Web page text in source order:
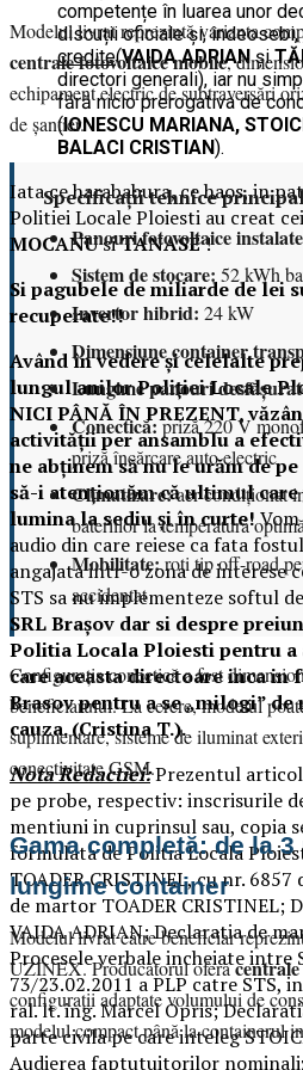
competențe în luarea unor
discuții oficiale și, îndeosebi,
credite(VAIDA ADRIANși
directori generali), iar nu
fără nicio prerogativa de
(IONESCU MARIANA,
BALACI CRISTIAN).
Iata ce harababura, ce haos, in
Politiei Locale Ploiesti au creat
MOCANUsiTANASE!
Si pagubele de miliarde de lei
recuperate!!
Având în vedere și celelalte
lungul anilor Poliției Locale
NICI PÂNĂ ÎN PREZENT,
activității per ansamblu a
ne abținem să nu le urăm de
să-i atenționăm că ultimul care
lumina la sediu și în curte!Vom
audio din care reiese ca fata
angajata intr-o zona de interese
STS sa nu implementeze softul
SRL Brașov dar si despre
Politia Locala Ploiesti pentru
care aceasta directoare inca in
Brasov pentru a se „milogi”
cauza. (Cristina T.).
Nota Redactiei:Prezentul articol
pe probe, respectiv: inscrisurile
mentiuni in cuprinsul sau, copia
formulata de Politia Locala
TOADER CRISTINEL, cu nr.
de martor TOADER CRISTINEL;
VAIDA ADRIAN; Declaratia de
Procesele verbale incheiate intre
73/23.02.2011 a PLP catre STS,
ral. lt. ing. Marcel Opris;
parte civila pe care inteleg
Audierea faptutuitorilor
Modelul livrat reprezintă varianta
centrale fotovoltaice mobile,
echipament electric de subtraversări
de șantier.
Specificații tehnice
Panouri fotovoltaice
Sistem de stocare: 52 kWh
Invertor hibrid: 24 kW
Dimensiune container
Lungime panouri
Conectică:priză 220 V
priză încărcare auto electric
Climatizare:aer condiționat
bateriilor la temperatură
Mobilitate:roți tip off-road
accidentat
Configurația conectică a fost
beneficiarului. La cerere, modelul
suplimentare, sisteme de iluminat
conectivitate GSM.
Gama completă: de la
lungime container
Modelul livrat către beneficiar
UZINEX. Producătorul oferă
configurații adaptate volumului de
modelul compact până la containerul